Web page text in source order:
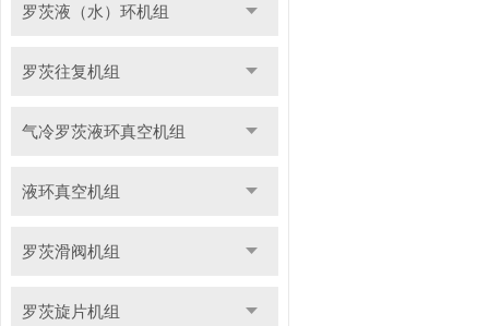
罗茨液（水）环机组
罗茨往复机组
气冷罗茨液环真空机组
液环真空机组
罗茨滑阀机组
罗茨旋片机组